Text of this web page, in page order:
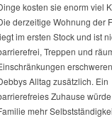
kosten sie enorm viel
derzeitige Wohnung der
im ersten Stock und ist
Treppen und
erschweren
Alltag zusätzlich. Ein
Zuhause
mehr